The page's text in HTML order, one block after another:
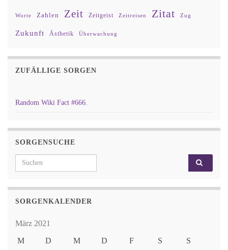
Worte Zahlen Zeit Zeitgeist Zeitreisen Zitat Zug
Zukunft Ästhetik Überwachung
ZUFÄLLIGE SORGEN
Random Wiki Fact #666.
SORGENSUCHE
Search for:
SORGENKALENDER
März 2021
M
D M D F S
S